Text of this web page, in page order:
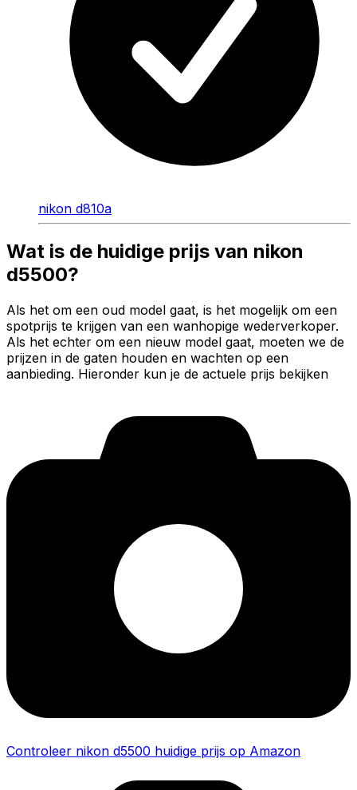
nikon d810a
Wat is de huidige prijs van nikon
d5500?
Als het om een oud model gaat, is het mogelijk om een
spotprijs te krijgen van een wanhopige wederverkoper.
Als het echter om een nieuw model gaat, moeten we de
prijzen in de gaten houden en wachten op een
aanbieding. Hieronder kun je de actuele prijs bekijken
Controleer nikon d5500 huidige prijs op Amazon